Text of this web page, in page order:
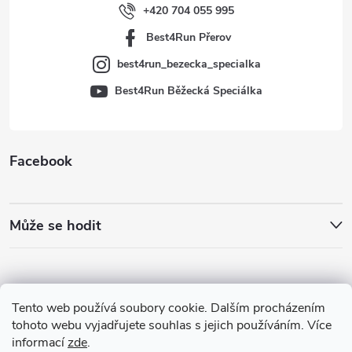
Tento web používá soubory cookie. Dalším procházením
tohoto webu vyjadřujete souhlas s jejich používáním. Více
informacízde.
Facebook
Může se hodit
+420 704 055 995
Best4Run Přerov
best4run_bezecka_specialka
Best4Run Běžecká Speciálka